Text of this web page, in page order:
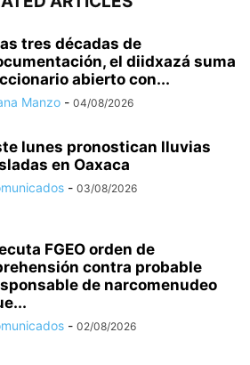
tres décadas de
el diidxazá suma
abierto con...
Manzo - 04/08/2026
lunes pronostican lluvias
en Oaxaca
- 03/08/2026
FGEO orden de
contra probable
de narcomenudeo
- 02/08/2026